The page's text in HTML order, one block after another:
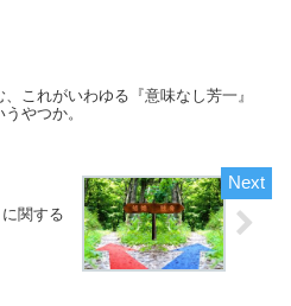
、これがいわゆる『意味なし芳一』
うやつか。
関する